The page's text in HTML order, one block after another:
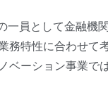
一員として金融機
務特性に合わせて
ベーション事業で